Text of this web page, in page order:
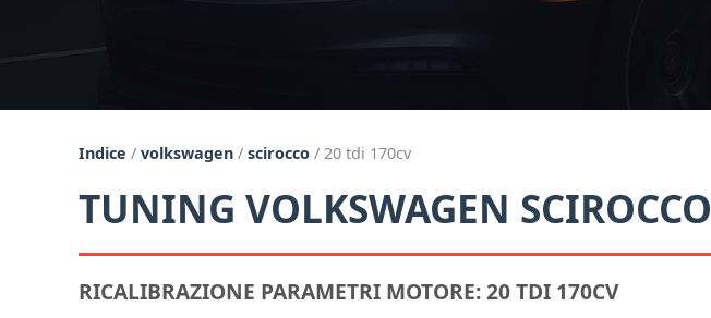
Indice / volkswagen / scirocco / 20 tdi 170cv
TUNING VOLKSWAGEN SCIROCCO
RICALIBRAZIONE PARAMETRI MOTORE: 20 TDI 170CV